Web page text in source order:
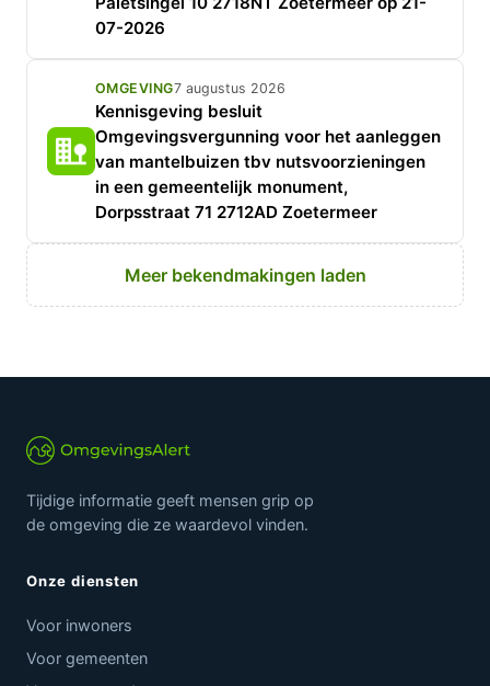
07-2026
OMGEVING7 augustus 2026
Kennisgeving besluit
Omgevingsvergunning voor het aanleggen
van mantelbuizen tbv nutsvoorzieningen
in een gemeentelijk monument,
Dorpsstraat 71 2712AD Zoetermeer
Meer bekendmakingen laden
Tijdige informatie geeft mensen grip op
de omgeving die ze waardevol vinden.
Onze diensten
Voor inwoners
Voor gemeenten